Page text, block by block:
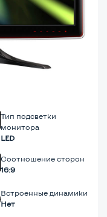
Тип подсветки
монитора
LED
Соотношение сторон
16:9
Встроенные динамики
Нет